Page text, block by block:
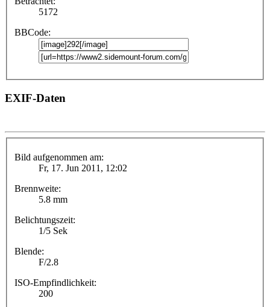
5172
BBCode:
EXIF-Daten
Bild aufgenommen am:
Fr, 17. Jun 2011, 12:02
Brennweite:
5.8 mm
Belichtungszeit:
1/5 Sek
Blende:
F/2.8
ISO-Empfindlichkeit:
200